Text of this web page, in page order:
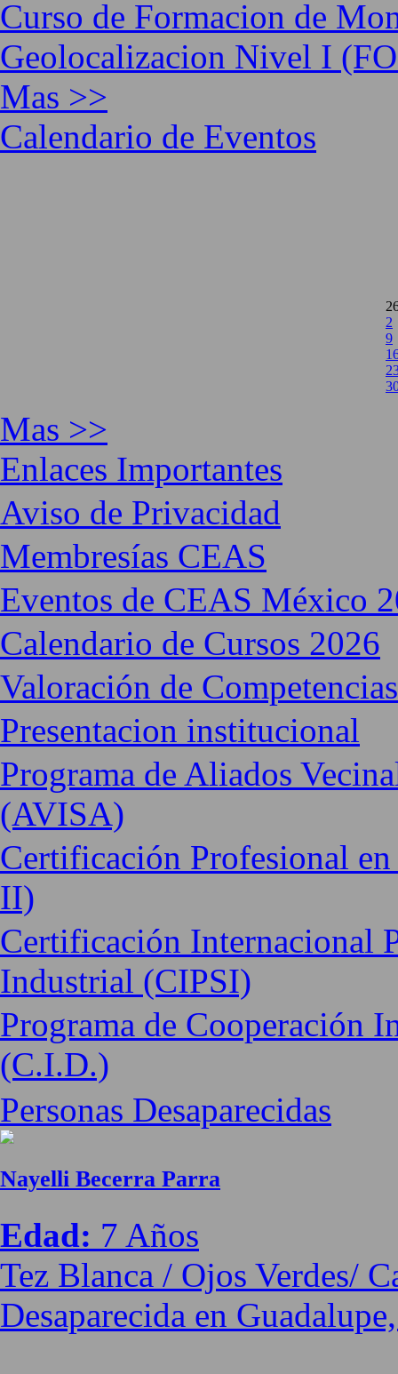
Curso de Formacion de
Geolocalizacion Nivel I
Mas >>
Calendario de Eventos
2
9
Mas >>
Enlaces Importantes
Aviso de Privacidad
Membresías CEAS
Eventos de CEAS México
Calendario de Cursos 2026
Valoración de
Presentacion institucional
Programa de Aliados
(AVISA)
Certificación Profesional
II)
Certificación Internacional
Industrial (CIPSI)
Programa de Cooperación
(C.I.D.)
Personas Desaparecidas
Nayelli Becerra Parra
Edad: 7 Años
Tez Blanca / Ojos Verdes/
Desaparecida en